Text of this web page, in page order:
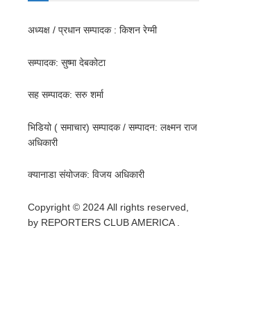
अध्यक्ष / प्रधान सम्पादक : किशन रेग्मी
सम्पादक: सुष्मा देबकोटा
सह सम्पादक: सरु शर्मा
भिडियो ( समाचार) सम्पादक / सम्पादन: लक्ष्मन राज
अधिकारी
क्यानाडा संयोजक: विजय अधिकारी
Copyright © 2024 All rights reserved,
by REPORTERS CLUB AMERICA .